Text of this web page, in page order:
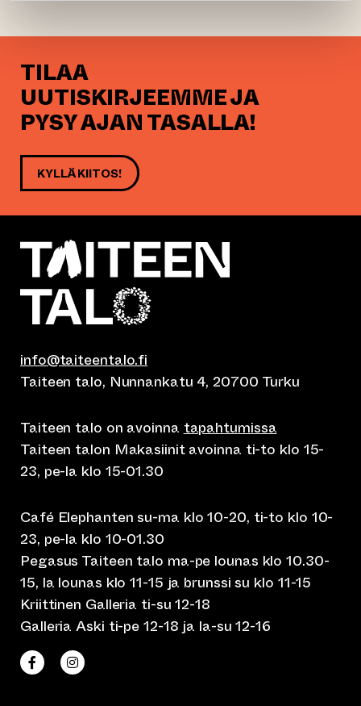
TILAA
UUTISKIRJEEMME JA
PYSY AJAN TASALLA!
KYLLÄ KIITOS!
info@taiteentalo.fi
Taiteen talo, Nunnankatu 4, 20700 Turku
Taiteen talo on avoinnatapahtumissa
Taiteen talon Makasiinit avoinna ti-to klo 15-
23, pe-la klo 15-01.30
Café Elephanten su-ma klo 10-20, ti-to klo 10-
23, pe-la klo 10-01.30
Pegasus Taiteen talo ma-pe lounas klo 10.30-
15, la lounas klo 11-15 ja brunssi su klo 11-15
Kriittinen Galleria ti-su 12-18
Galleria Aski ti-pe 12-18 ja la-su 12-16
Taiteen talo Facebookissa
(siirtyy toiseen verkkopalveluun)
Taiteen talo Instagramissa
(siirtyy toiseen verkkopalveluun)